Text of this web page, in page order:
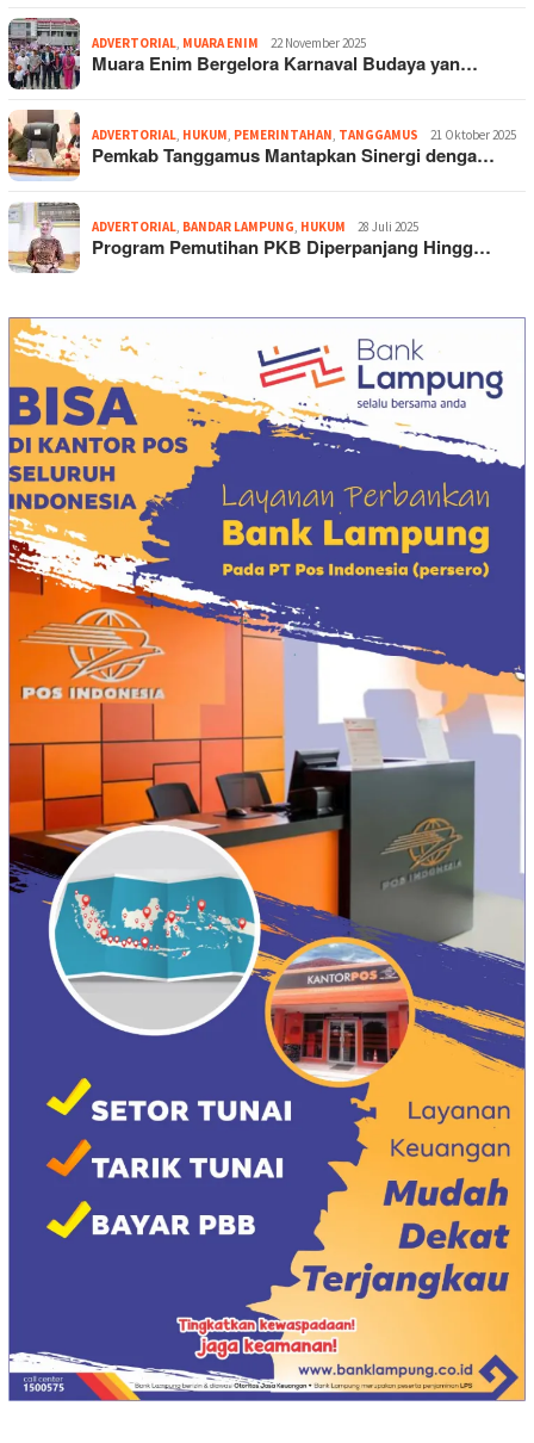
ADVERTORIAL MUARA ENIM 22 November 2025
Muara Enim Bergelora Karnaval Budaya yan…
ADVERTORIAL HUKUM PEMERINTAHAN TANGGAMUS 21 Oktober 2025
Pemkab Tanggamus Mantapkan Sinergi denga…
ADVERTORIAL BANDAR LAMPUNG HUKUM 28 Juli 2025
Program Pemutihan PKB Diperpanjang Hingg…